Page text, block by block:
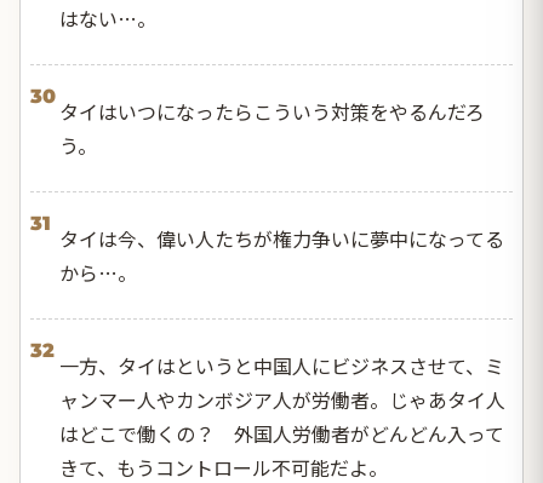
はない…。
30
タイはいつになったらこういう対策をやるんだろ
う。
31
タイは今、偉い人たちが権力争いに夢中になってる
から…。
32
一方、タイはというと中国人にビジネスさせて、ミ
ャンマー人やカンボジア人が労働者。じゃあタイ人
はどこで働くの？ 外国人労働者がどんどん入って
きて、もうコントロール不可能だよ。